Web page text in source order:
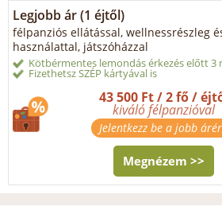
Legjobb ár (1 éjtől)
félpanziós ellátással, wellnessrészleg
használattal, játszóházzal
Kötbérmentes lemondás érkezés előtt 3
Fizethetsz SZÉP kártyával is
43 500 Ft / 2 fő /
kiváló félpanzióval
Jelentkezz be a jobb
Megnézem >>